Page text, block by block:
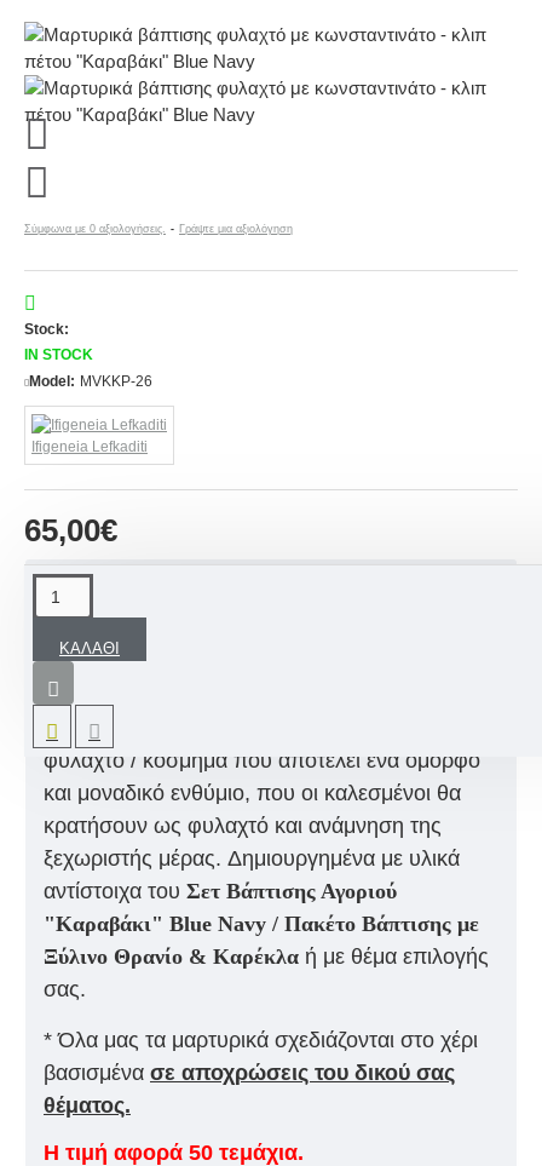
Σύμφωνα με 0 αξιολογήσεις. - Γράψτε μια αξιολόγηση
65,00€
Stock:
IN STOCK
Model: MVKKP-26
Ifigeneia Lefkaditi
ΚΑΛΆΘΙ
Εντυπωσιακά μαρτυρικά βάπτισης μεταλλικό
κλιπ πέτου με κωνσταντινάτο και διακοσμητική
κορδελίτσα ευχών.
φυλαχτό / κόσμημα που αποτελεί ένα όμορφο
και μοναδικό ενθύμιο, που οι καλεσμένοι θα
κρατήσουν ως φυλαχτό και ανάμνηση της
ξεχωριστής μέρας. Δημιουργημένα με υλικά
αντίστοιχα του Σετ Βάπτισης Αγοριού
"Καραβάκι" Blue Navy / Πακέτο Βάπτισης με
Ξύλινο Θρανίο & Καρέκλα ή με θέμα επιλογής
σας.
* Όλα μας τα μαρτυρικά σχεδιάζονται στο χέρι
βασισμένα σε αποχρώσεις του δικού σας
θέματος.
Η τιμή αφορά 50 τεμάχια.